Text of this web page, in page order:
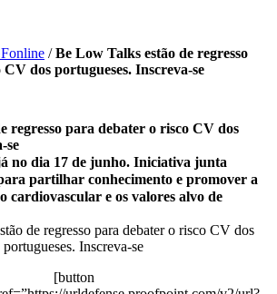
/Be Low Talks estão de regresso
dos portugueses. Inscreva-se
regresso para debater o risco CV dos
se
no dia 17 de junho. Iniciativa junta
partilhar conhecimento e promover a
cardiovascular e os valores alvo de
[button